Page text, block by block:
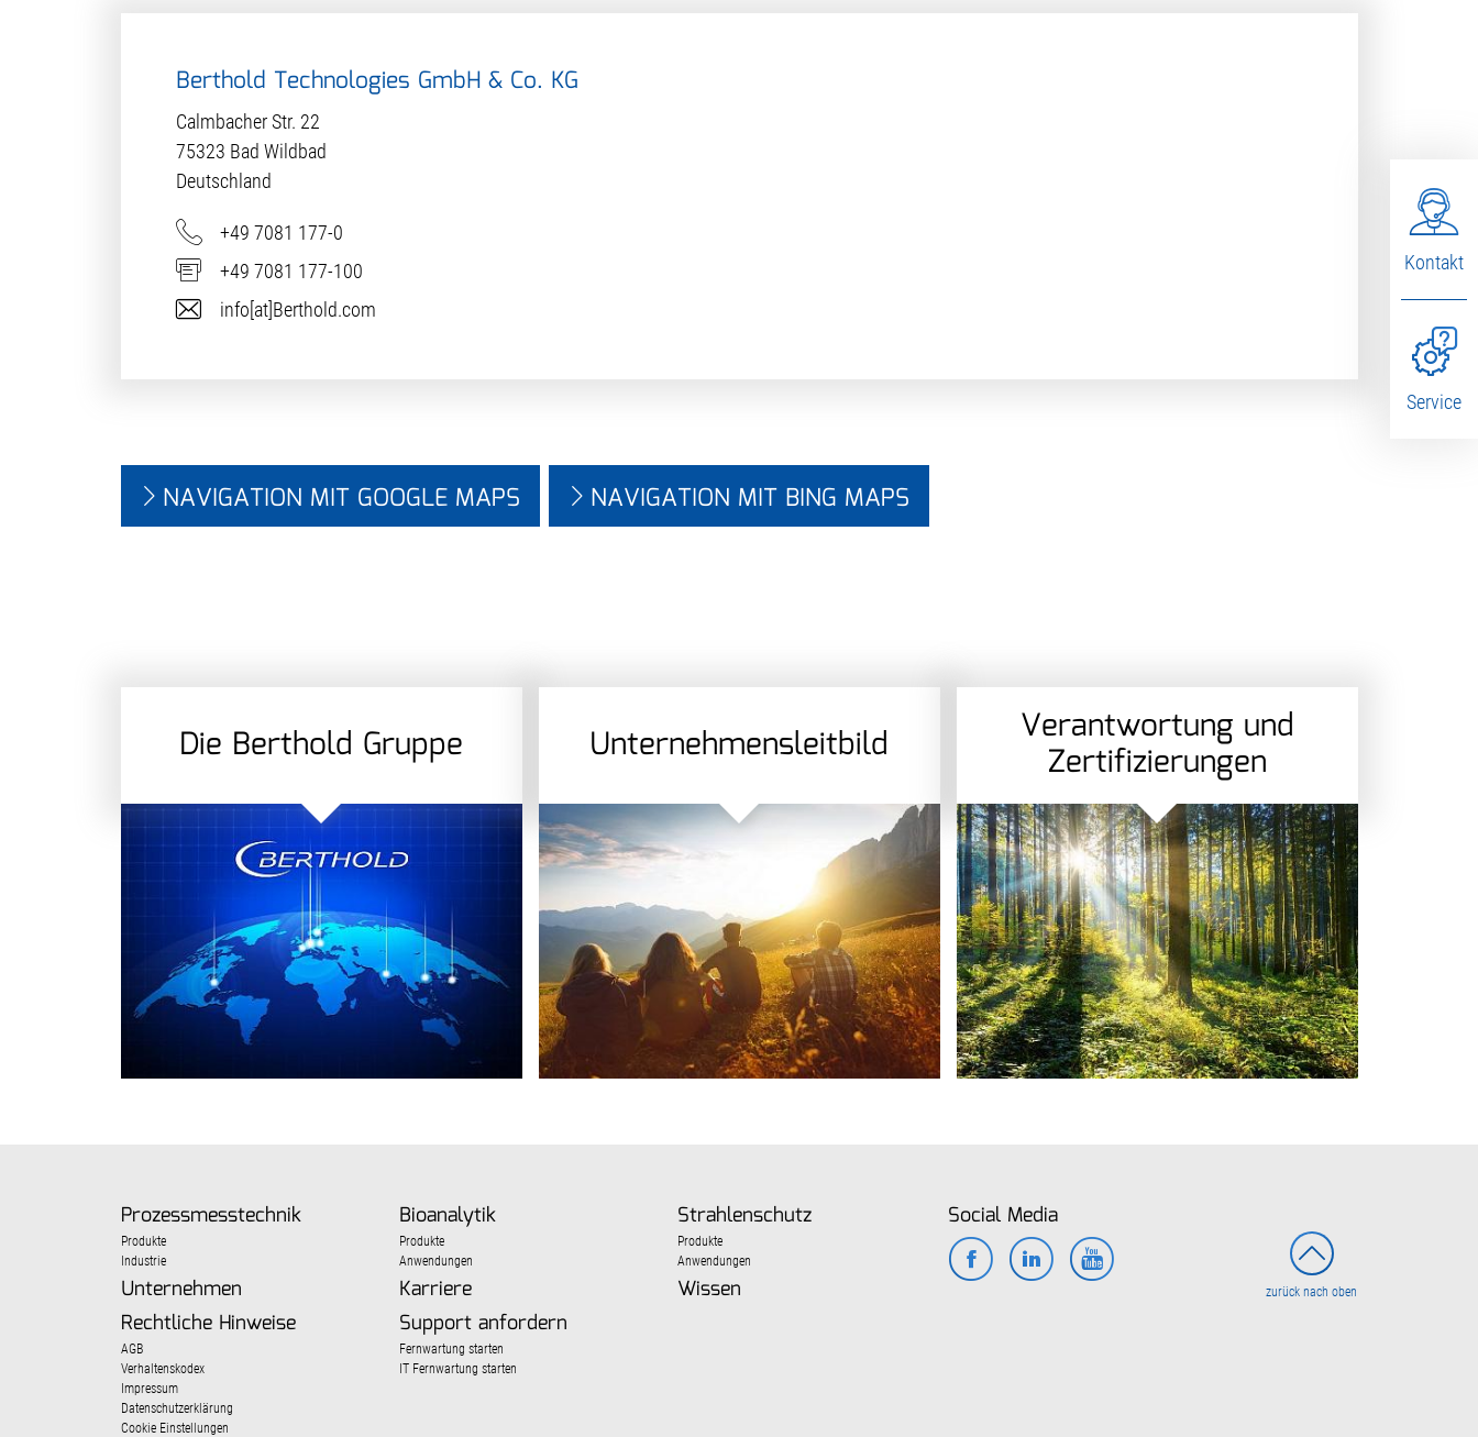
Berthold Technologies GmbH & Co. KG
Calmbacher Str. 22
75323 Bad Wildbad
Deutschland
Telefon
+49 7081 177-0
Fax
+49 7081 177-100
E-Mail
info[at]Berthold.com
NAVIGATION MIT GOOGLE MAPS NAVIGATION MIT BING MAPS
Die Berthold Gruppe Unternehmensleitbild Verantwortung und
Zertifizierungen
Kontakt
Service
Prozessmesstechnik
Produkte
Industrie
Bioanalytik
Produkte
Anwendungen
Strahlenschutz
Produkte
Anwendungen
Unternehmen Karriere
Wissen
Rechtliche Hinweise
AGB
Verhaltenskodex
Impressum
Datenschutzerklärung
Cookie Einstellungen
Support anfordern
Fernwartung starten
IT Fernwartung starten
Social Media
Facebook
LinkedIn
zurück nach oben